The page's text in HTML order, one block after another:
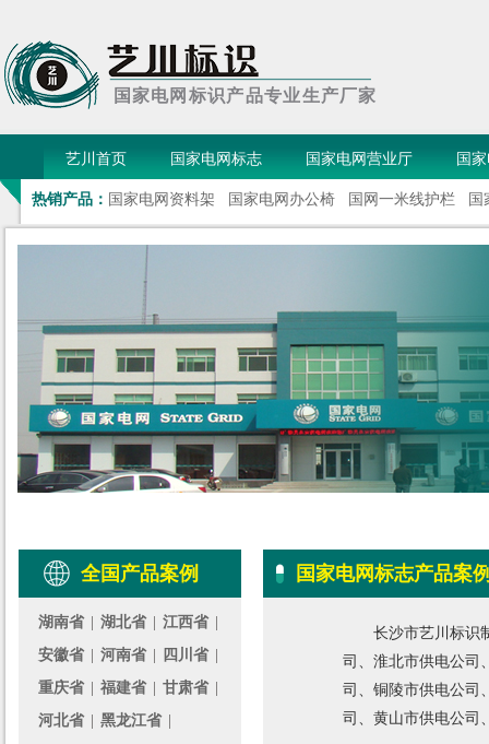
国家电网标识产品专业生产厂家
艺川首页 国家电网标志 国家电网营业厅 国
热销产品： 国家电网资料架 国家电网办公椅 国网一米线护栏 国
全国产品案例
湖南省 湖北省 江西省
安徽省
河南省 四川省
重庆省
福建省 甘肃省
河北省
黑龙江省
国家电网标志产品案
长沙市艺川标识
司、淮北市供电公司
司、铜陵市供电公司
司、黄山市供电公司